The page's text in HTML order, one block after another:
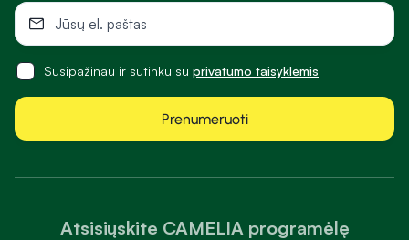
Atsisiųskite CAMELIA programėlę
Susipažinau ir sutinku su privatumo taisyklėmis
Prenumeruoti